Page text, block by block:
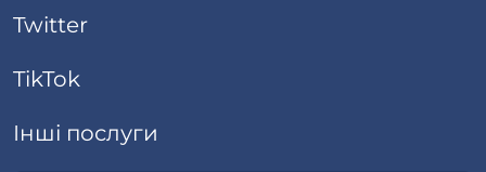
Twitter
TikTok
Інші послуги